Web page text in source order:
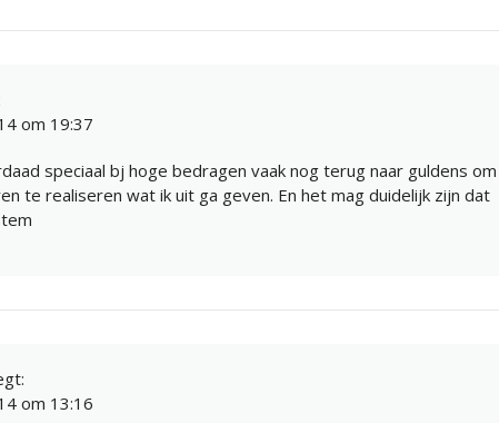
om 19:37
speciaal bj hoge bedragen vaak nog terug naar guldens om
te realiseren wat ik uit ga geven. En het mag duidelijk zijn dat
om 13:16